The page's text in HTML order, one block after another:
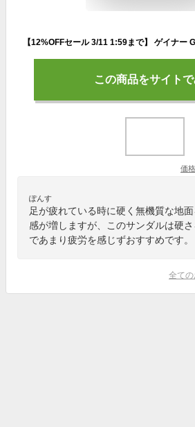
この商品をサイト
価
ぽんす
足が疲れている時に硬く無機質な地
感が増しますが、このサンダルは硬
であまり疲労を感じずおすすめです。
全ての